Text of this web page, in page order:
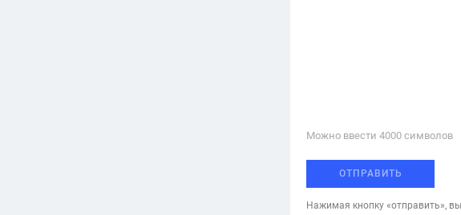
Можно ввести 4000 cимволов
ОТПРАВИТЬ
Нажимая кнопку «отправить»,